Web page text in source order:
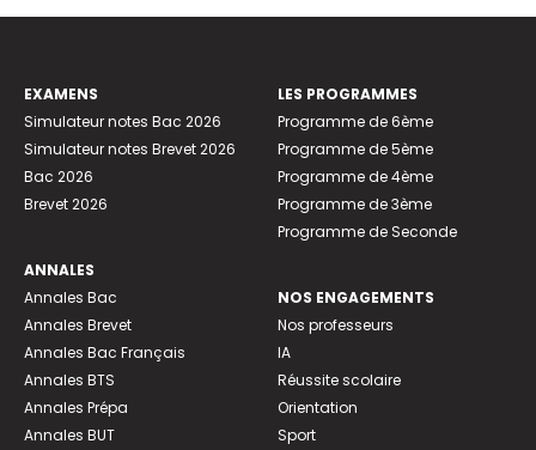
EXAMENS
Simulateur notes Bac 2026
Simulateur notes Brevet 2026
Bac 2026
Brevet 2026
ANNALES
Annales Bac
Annales Brevet
Annales Bac Français
Annales BTS
Annales Prépa
Annales BUT
LES PROGRAMMES
Programme de 6ème
Programme de 5ème
Programme de 4ème
Programme de 3ème
Programme de Seconde
NOS ENGAGEMENTS
Nos professeurs
IA
Réussite scolaire
Orientation
Sport